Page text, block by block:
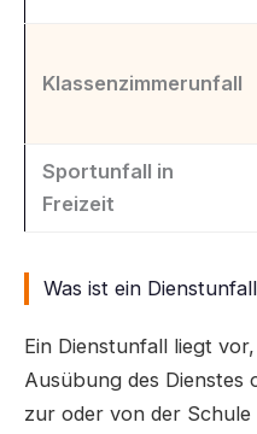
Klassenzimmerunfall
Sportunfall in
Freizeit
Was ist ein
Ein Dienstunfall liegt
Ausübung des Dienstes
zur oder von der Schule